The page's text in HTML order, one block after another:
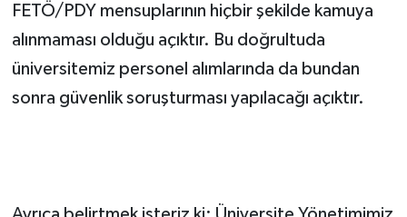
FETÖ/PDY mensuplarının hiçbir şekilde kamuya
alınmaması olduğu açıktır. Bu doğrultuda
üniversitemiz personel alımlarında da bundan
sonra güvenlik soruşturması yapılacağı açıktır.